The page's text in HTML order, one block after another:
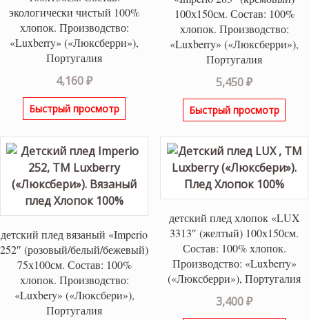
экологически чистый 100%
хлопок. Производство:
«Luxberry» («Люксберри»),
Португалия
4,160₽
Быстрый просмотр
100х150см. Состав: 100%
хлопок. Производство:
«Luxberry» («Люксберри»),
Португалия
5,450₽
Быстрый просмотр
детский плед вязаный «Imperio
252″ (розовый/белый/бежевый)
75х100см. Состав: 100%
хлопок. Производство:
«Luxbery» («Люксбери»),
Португалия
детский плед хлопок «LUX
3313″ (желтый) 100х150см.
Состав: 100% хлопок.
Производство: «Luxberry»
(«Люксберри»), Португалия
3,400₽